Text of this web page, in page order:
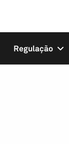
Regulação